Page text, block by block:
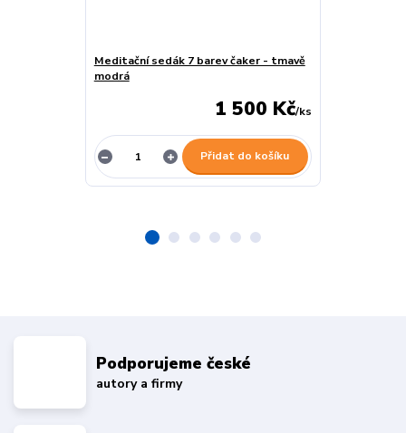
Meditační sedák 7 barev čaker - tmavě
modrá
1 500 Kč/ks
Přidat do košíku
Podporujeme české
autory a firmy